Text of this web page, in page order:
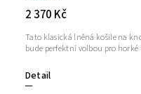
2 370 Kč
Detail
Tato klasická lněná košile na
bude perfektní volbou pro horké